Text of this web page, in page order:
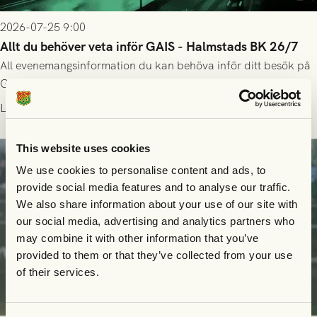
This website uses cookies
We use cookies to personalise content and ads, to
provide social media features and to analyse our traffic.
We also share information about your use of our site with
our social media, advertising and analytics partners who
may combine it with other information that you’ve
provided to them or that they’ve collected from your use
of their services.
2026-07-25 9:00
Allt du behöver veta inför GAIS - Halmstads BK 26/7
All evenemangsinformation du kan behöva inför ditt besök på
Gamla Ullevi och matchen mellan GAIS och Halmstads BK i
Allsvenskan! Avspark kl 16.30 på söndag 26/7.
Läs mer